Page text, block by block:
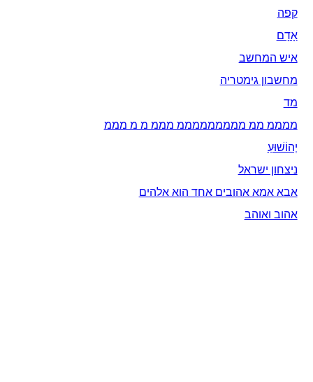
קפה
אָדָם‎
איש המחשב
מחשבון גימטריה
מד
ממממ ממ מממממממממ מממ מ מ מממ
יְהוֹשׁוּעַ
ניצחון ישראל
אבא אמא אהובים אחד הוא אלהים
אהוב ואוהב